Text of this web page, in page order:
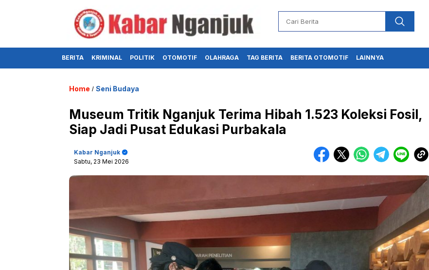
BERITA KRIMINAL POLITIK OTOMOTIF OLAHRAGA TAG BERITA BERITA OTOMOTIF LAINNYA
Home / Seni Budaya
Museum Tritik Nganjuk Terima Hibah 1.523 Koleksi Fosil,
Siap Jadi Pusat Edukasi Purbakala
Kabar Nganjuk
Sabtu, 23 Mei 2026